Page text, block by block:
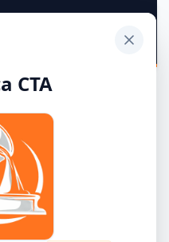
y Siderúrgicas
CTA